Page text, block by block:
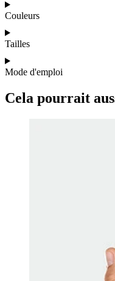
Couleurs
Tailles
Mode d'emploi
Cela pourrait